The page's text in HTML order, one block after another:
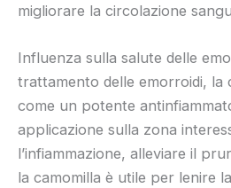
migliorare la circolazione
Influenza sulla salute delle
trattamento delle emorroidi, la
come un potente
applicazione sulla zona
l’infiammazione, alleviare il
la camomilla è utile per lenire